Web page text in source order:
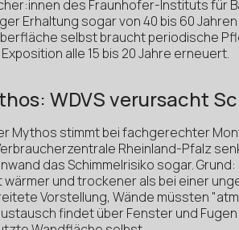
des Fraunhofer-Instituts für
Erhaltung sogar von 40 bis 60
selbst braucht periodische
alle 15 bis 20 Jahre erneuert.
WDVS verursacht
Mythos stimmt bei fachgerechter
Rheinland-Pfalz
das Schimmelrisiko sogar.
wärmer und trockener als bei einer
Vorstellung, Wände müssten
findet über Fenster und